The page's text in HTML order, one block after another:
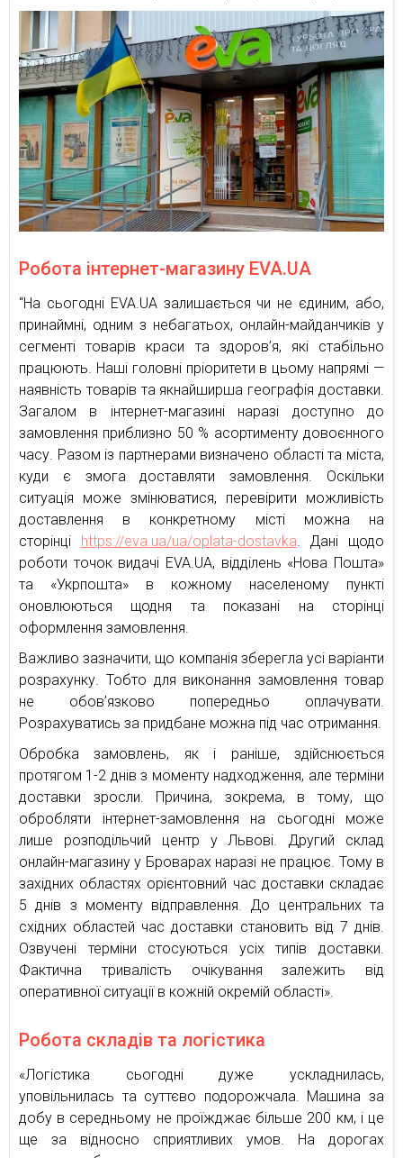
Робота інтернет-магазину EVA.UA
“На сьогодні EVA.UA залишається чи не єдиним, або,
принаймні, одним з небагатьох, онлайн-майданчиків у
сегменті товарів краси та здоров’я, які стабільно
працюють. Наші головні пріоритети в цьому напрямі —
наявність товарів та якнайширша географія доставки.
Загалом в інтернет-магазині наразі доступно до
замовлення приблизно 50 % асортименту довоєнного
часу. Разом із партнерами визначено області та міста,
куди є змога доставляти замовлення. Оскільки
ситуація може змінюватися, перевірити можливість
доставлення в конкретному місті можна на
сторінці
https://eva.ua/ua/oplata-dostavka. Дані щодо
роботи точок видачі EVA.UA, відділень «Нова Пошта»
та «Укрпошта» в кожному населеному пункті
оновлюються щодня та показані на сторінці
оформлення замовлення.
Важливо зазначити, що компанія зберегла усі варіанти
розрахунку. Тобто для виконання замовлення товар
не обов’язково попередньо оплачувати.
Розрахуватись за придбане можна під час отримання.
Обробка замовлень, як і раніше, здійснюється
протягом 1-2 днів з моменту надходження, але терміни
доставки зросли. Причина, зокрема, в тому, що
обробляти інтернет-замовлення на сьогодні може
лише розподільчий центр у Львові. Другий склад
онлайн-магазину у Броварах наразі не працює. Тому в
західних областях орієнтовний час доставки складає
5 днів з моменту відправлення. До центральних та
східних областей час доставки становить від 7 днів.
Озвучені терміни стосуються усіх типів доставки.
Фактична тривалість очікування залежить від
оперативної ситуації в кожній окремій області».
Робота складів та логістика
«Логістика сьогодні дуже ускладнилась,
уповільнилась та суттєво подорожчала. Машина за
добу в середньому не проїжджає більше 200 км, і це
ще за відносно сприятливих умов. На дорогах